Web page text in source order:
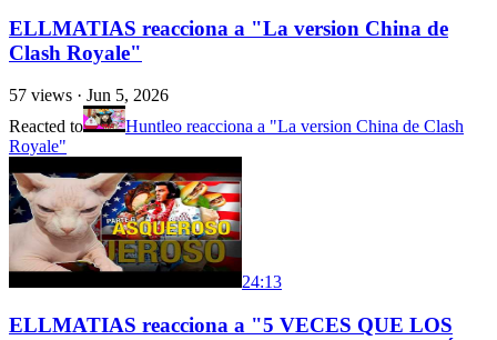
ELLMATIAS reacciona a "La version China de
Clash Royale"
57 views · Jun 5, 2026
Reacted to
Huntleo reacciona a "La version China de Clash
Royale"
24:13
ELLMATIAS reacciona a "5 VECES QUE LOS